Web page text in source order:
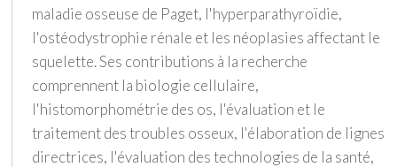
maladie osseuse de Paget, l'hyperparathyroïdie,
l'ostéodystrophie rénale et les néoplasies affectant le
squelette. Ses contributions à la recherche
comprennent la biologie cellulaire,
l'histomorphométrie des os, l'évaluation et le
traitement des troubles osseux, l'élaboration de lignes
directrices, l'évaluation des technologies de la santé,